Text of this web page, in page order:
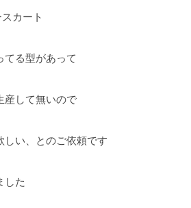
カート
てる型があって
産して無いので
しい、とのご依頼です
した